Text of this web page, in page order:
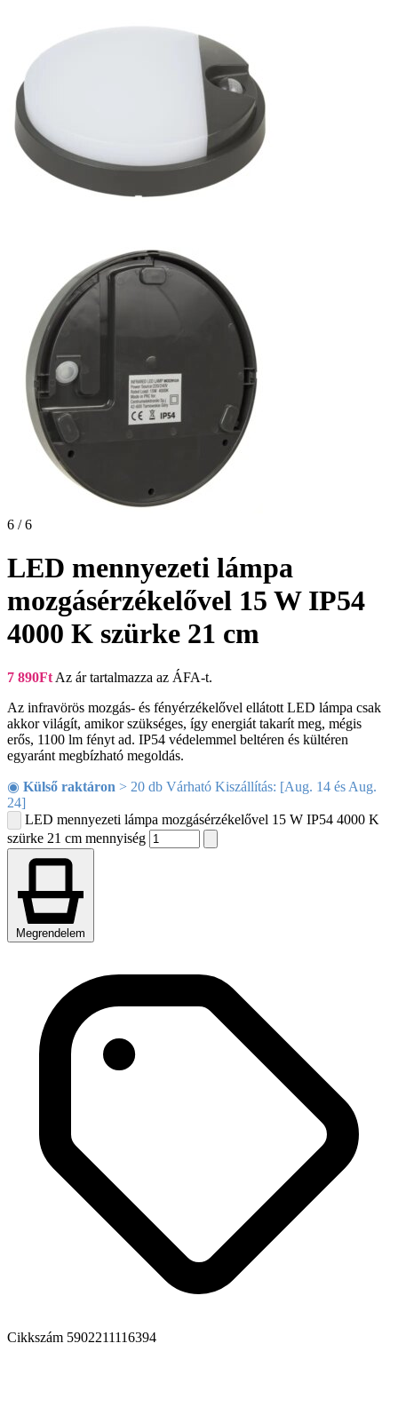
6 / 6
LED mennyezeti lámpa
mozgásérzékelővel 15 W IP54
4000 K szürke 21 cm
7 890Ft Az ár tartalmazza az ÁFA-t.
Az infravörös mozgás- és fényérzékelővel ellátott LED lámpa csak
akkor világít, amikor szükséges, így energiát takarít meg, mégis
erős, 1100 lm fényt ad. IP54 védelemmel beltéren és kültéren
egyaránt megbízható megoldás.
◉ Külső raktáron > 20 db Várható Kiszállítás: [Aug. 14 és Aug.
24]
LED mennyezeti lámpa mozgásérzékelővel 15 W IP54 4000 K
szürke 21 cm mennyiség
Megrendelem
Cikkszám 5902211116394